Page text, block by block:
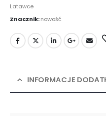
Latawce
Znacznik:nowość
INFORMACJE